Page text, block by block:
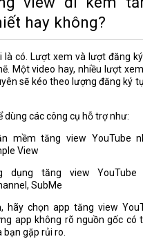
hay không?
làcó . Lượt xem và lượt đăng
Một video hay, nhiều lượt
sẽ kéo theo lượng đăng ký
dùng các công cụ hỗ trợ như:
mềm tăng view YouTube
View
dụng tăng view YouTube
SubMe
hãy chọnapp tăng view
app không rõ nguồn gốc có
bạn gặp rủi ro.